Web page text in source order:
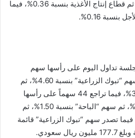
الاستهلاكية بنسبة 0.37%، ثم قطاع إنتاج الأغذية بنسبة 0.36%، فيما
0.16%.
خلال جلسة تداول اليوم على رأسها سهم
“زجاج” بنسبة 5.12%، ثم سهم “تبوك الزراعية” بنسبة 4.60%، ثم
سهم “العمران” بنسبة 3.68%، فيما تراجع 44 سهماً على رأسها
سهم “الأصيل” بنسبة 1.53%، ثم سهم “الباحة” بنسبة 1.50%، ثم
بنسبة 1.29%، فيما تصدر سهم “تبوك الزراعية” قائمة
سعودي.